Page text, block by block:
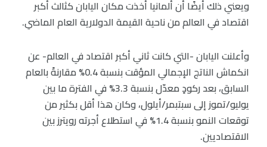
ويعني ذلك أيضًا أن ألمانيا أخذت مكان اليابان كثالث أكبر
اقتصاد في العالم من ناحية القيمة الدولارية العام الماضي.
وأعلنت اليابان -التي كانت ثاني أكبر اقتصاد في العالم- عن
انكماش الناتج الإجمالي المؤقت بنسبة 0.4% مقارنةً بالعام
السابق، بعد ركودٍ معدّل بنسبة 3.3% في الفترة ما بين
يوليو/تموز إلى سبتبمر/أيلول، وكان هذا أقل بكثير من
توقعات النمو بنسبة 1.4% في استطلاع أجرته رويترز بين
الاقتصاديين.